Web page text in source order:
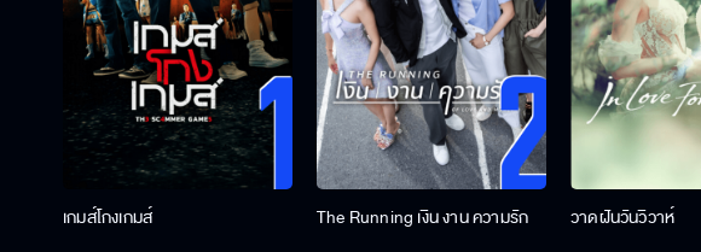
เกมส์โกงเกมส์ The Running เงิน งาน ความรัก วาดฝันวันวิวาห์